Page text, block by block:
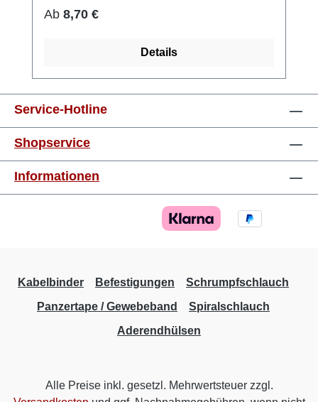
Regulärer Preis:
Ab 8,70 €
Details
Service-Hotline
Shopservice
Informationen
Kabelbinder Befestigungen
Schrumpfschlauch
Panzertape / Gewebeband
Spiralschlauch
Aderendhülsen
Alle Preise inkl. gesetzl. Mehrwertsteuer zzgl.